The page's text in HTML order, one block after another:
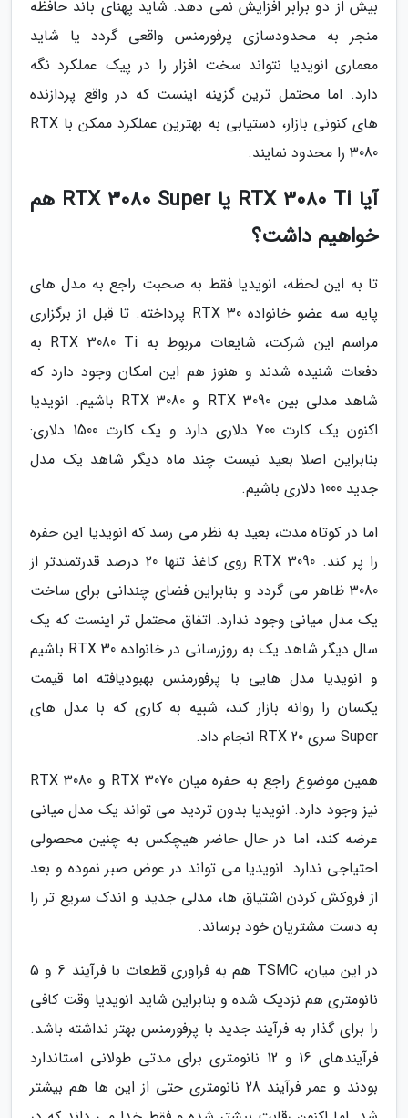
بیش از دو برابر افزایش نمی دهد. شاید پهنای باند حافظه
منجر به محدودسازی پرفورمنس واقعی گردد یا شاید
معماری انویدیا نتواند سخت افزار را در پیک عملکرد نگه
دارد. اما محتمل ترین گزینه اینست که در واقع پردازنده
های کنونی بازار، دستیابی به بهترین عملکرد ممکن با RTX
3080 را محدود نمایند.
آیا RTX 3080 Ti یا RTX 3080 Super هم
خواهیم داشت؟
تا به این لحظه، انویدیا فقط به صحبت راجع به مدل های
پایه سه عضو خانواده RTX 30 پرداخته. تا قبل از برگزاری
مراسم این شرکت، شایعات مربوط به RTX 3080 Ti به
دفعات شنیده شدند و هنوز هم این امکان وجود دارد که
شاهد مدلی بین RTX 3090 و RTX 3080 باشیم. انویدیا
اکنون یک کارت 700 دلاری دارد و یک کارت 1500 دلاری:
بنابراین اصلا بعید نیست چند ماه دیگر شاهد یک مدل
جدید 1000 دلاری باشیم.
اما در کوتاه مدت، بعید به نظر می رسد که انویدیا این حفره
را پر کند. RTX 3090 روی کاغذ تنها 20 درصد قدرتمندتر از
3080 ظاهر می گردد و بنابراین فضای چندانی برای ساخت
یک مدل میانی وجود ندارد. اتفاق محتمل تر اینست که یک
سال دیگر شاهد یک به روزرسانی در خانواده RTX 30 باشیم
و انویدیا مدل هایی با پرفورمنس بهبودیافته اما قیمت
یکسان را روانه بازار کند، شبیه به کاری که با مدل های
Super سری RTX 20 انجام داد.
همین موضوع راجع به حفره میان RTX 3070 و RTX 3080
نیز وجود دارد. انویدیا بدون تردید می تواند یک مدل میانی
عرضه کند، اما در حال حاضر هیچکس به چنین محصولی
احتیاجی ندارد. انویدیا می تواند در عوض صبر نموده و بعد
از فروکش کردن اشتیاق ها، مدلی جدید و اندک سریع تر را
به دست مشتریان خود برساند.
در این میان، TSMC هم به فراوری قطعات با فرآیند 6 و 5
نانومتری هم نزدیک شده و بنابراین شاید انویدیا وقت کافی
را برای گذار به فرآیند جدید با پرفورمنس بهتر نداشته باشد.
فرآیندهای 16 و 12 نانومتری برای مدتی طولانی استاندارد
بودند و عمر فرآیند 28 نانومتری حتی از این ها هم بیشتر